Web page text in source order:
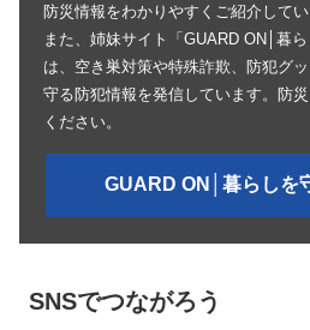
防災情報をわかりやすくご紹介してい
また、姉妹サイト「GUARD ON│暮
は、空き巣対策や特殊詐欺、防犯グ
守る防犯情報を発信しています。防
ください。
GUARD ON│暮らしを
SNSでつながろう